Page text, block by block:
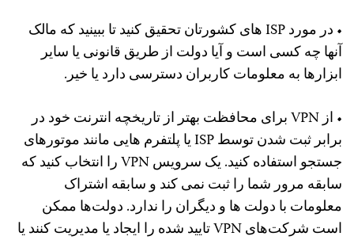
• در مورد ISP های کشورتان تحقیق کنید تا ببینید که مالک
آنها چه کسی است و آیا دولت از طریق قانونی یا سایر
ابزارها به معلومات کاربران دسترسی دارد یا خیر.
• از VPN برای محافظت بهتر از تاریخچه انترنت خود در
برابر ثبت شدن توسط ISP یا پلتفرم هایی مانند موتورهای
جستجو استفاده کنید. یک سرویس VPN را انتخاب کنید که
سابقه مرور شما را ثبت نمی کند و سابقه اشتراک
معلومات با دولت ها و دیگران را ندارد. دولت‌ها ممکن
است شرکت‌های VPN تایید شده را ایجاد یا مدیریت کنند یا